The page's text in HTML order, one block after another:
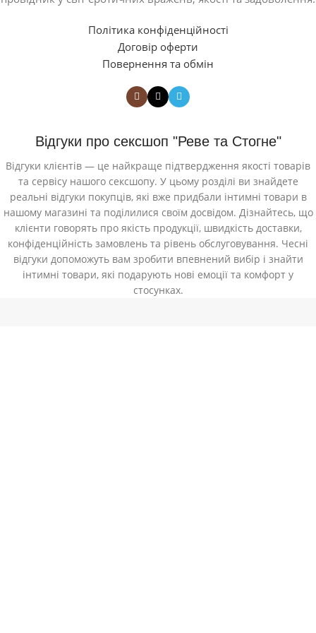
Політика конфіденційності
Договір оферти
Повернення та обмін
Відгуки про сексшоп "Реве та Стогне"
Відгуки клієнтів — це найкраще підтвердження якості товарів
та сервісу нашого сексшопу. У цьому розділі ви знайдете
реальні відгуки покупців, які вже придбали інтимні товари в
нашому магазині та поділилися своїм досвідом. Дізнайтесь, що
клієнти говорять про якість продукції, швидкість доставки,
конфіденційність замовлень та рівень обслуговування. Чесні
відгуки допоможуть вам зробити впевнений вибір і знайти
інтимні товари, які подарують нові емоції та комфорт у
стосунках.